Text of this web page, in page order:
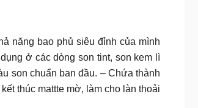
năng bao phủ siêu đỉnh của mình
ở các dòng son tint, son kem lì
son chuẩn ban đầu. – Chứa thành
thúc mattte mờ, làm cho làn thoải